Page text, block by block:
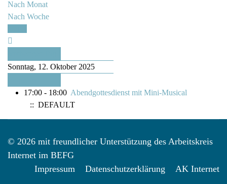
Nach Monat
Nach Woche
Sonntag, 12. Oktober 2025
17:00 - 18:00 Abendgottesdienst mit Mini-Musical
:: DEFAULT
© 2026 mit freundlicher Unterstützung des Arbeitskreis
Internet im BEFG
Impressum
Datenschutzerklärung AK Internet